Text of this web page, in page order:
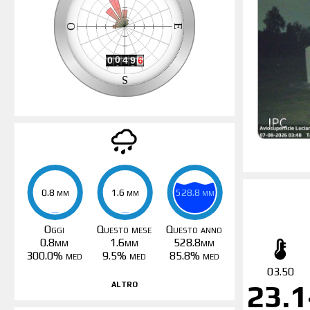
0.8 mm
0.8 mm
Oggi
0.8mm
300.0% med
1.6 mm
1.6 mm
Questo mese
1.6mm
9.5% med
528.8 mm
528.8 mm
Questo anno
528.8mm
85.8% med
altro
03.50
23.1